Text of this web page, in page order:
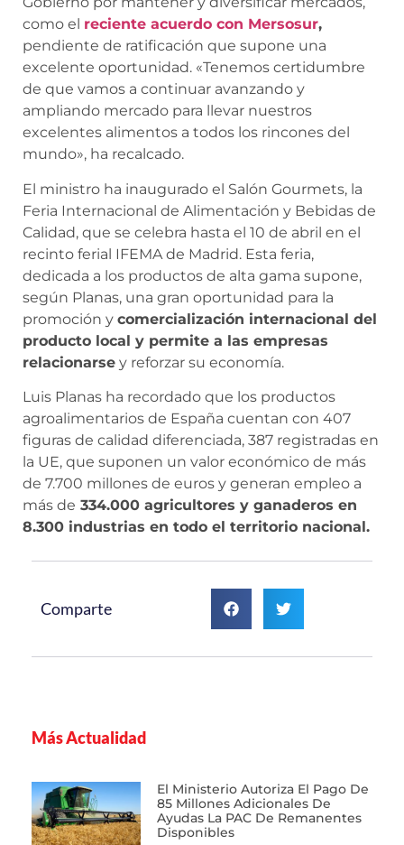
como el reciente acuerdo con Mersosur,
pendiente de ratificación que supone una
excelente oportunidad. «Tenemos certidumbre
de que vamos a continuar avanzando y
ampliando mercado para llevar nuestros
excelentes alimentos a todos los rincones del
mundo», ha recalcado.
El ministro ha inaugurado el Salón Gourmets, la
Feria Internacional de Alimentación y Bebidas de
Calidad, que se celebra hasta el 10 de abril en el
recinto ferial IFEMA de Madrid. Esta feria,
dedicada a los productos de alta gama supone,
según Planas, una gran oportunidad para la
promoción y comercialización internacional del
producto local y permite a las empresas
relacionarse y reforzar su economía.
Luis Planas ha recordado que los productos
agroalimentarios de España cuentan con 407
figuras de calidad diferenciada, 387 registradas en
la UE, que suponen un valor económico de más
de 7.700 millones de euros y generan empleo a
más de 334.000 agricultores y ganaderos en
8.300 industrias en todo el territorio nacional.
Comparte
Más Actualidad
El Ministerio Autoriza El Pago De
85 Millones Adicionales De
Ayudas La PAC De Remanentes
Disponibles